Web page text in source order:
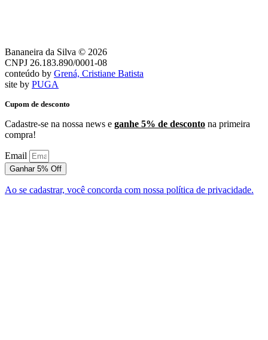
Bananeira da Silva © 2026
CNPJ 26.183.890/0001-08
conteúdo by Grená, Cristiane Batista
site by PUGA
Cupom de desconto
Cadastre-se na nossa news e ganhe 5% de desconto na primeira
compra!
Email
Ganhar 5% Off
Ao se cadastrar, você concorda com nossa política de privacidade.